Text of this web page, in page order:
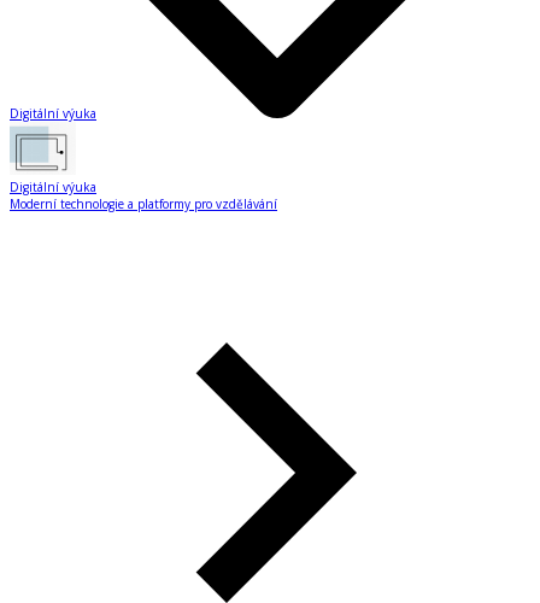
Digitální výuka
Digitální výuka
Moderní technologie a platformy pro vzdělávání